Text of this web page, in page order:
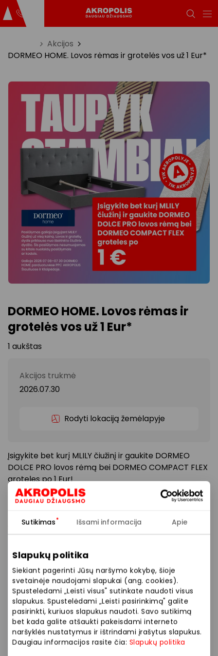
Sutikimas Išsami informacija Apie
Slapukų politika
Siekiant pagerinti Jūsų naršymo kokybę, šioje
svetainėje naudojami slapukai (ang. cookies).
Spustelėdami „Leisti visus" sutinkate naudoti visus
slapukus. Spustelėdami „Leisti pasirinkimą" galite
pasirinkti, kuriuos slapukus naudoti. Savo sutikimą
bet kada galite atšaukti pakeisdami interneto
naršyklės nustatymus ir ištrindami įrašytus slapukus.
Daugiau informacijos rasite čia: Slapukų politika
Akcijos
DORMEO HOME. Lovos rėmas ir grotelės vos už 1 Eur*
DORMEO HOME. Lovos rėmas ir
grotelės vos už 1 Eur*
1 aukštas
Akcijos trukmė
2026.07.30
Rodyti lokaciją žemėlapyje
Įsigykite bet kurį MLILY čiužinį ir gaukite DORMEO
DOLCE PRO lovos rėmą bei DORMEO COMPACT FLEX
groteles po 1 Eur!
Pasiūlymas galioja įsigyjant MLILY čiužinį už visą kainą.
dydžio. Šis pasiūlymas nesumuojamas su kitais
nuolaidų pasiūlymais ar kodais. Galioja 2026 07 08–
07 30 DORMEO HOME parduotuvėse PPC AKROPOLIS
Šiauliuose ir Klaipėdoje.
Prekybos ir pramogų centre „AKROPOLIS“
veikiančios parduotuvės ir paslaugų teikėjai
savarankiškai nustato taikomas nuolaidas, jų
dydžius bei kitas aktualias sąlygas. Stengiamės
kuo tiksliau pateikti aktualią informaciją, tačiau,